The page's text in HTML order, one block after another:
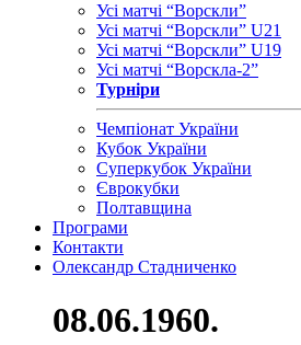
Усі матчі “Ворскли”
Усі матчі “Ворскли” U21
Усі матчі “Ворскли” U19
Усі матчі “Ворскла-2”
Турніри
Чемпіонат України
Кубок України
Суперкубок України
Єврокубки
Полтавщина
Програми
Контакти
Олександр Стадниченко
08.06.1960.